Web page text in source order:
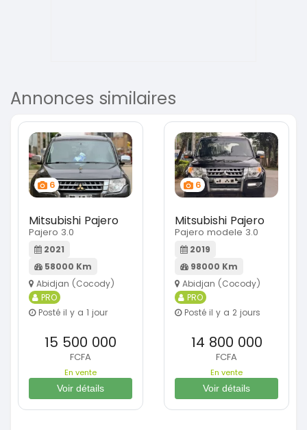
Annonces similaires
6
Mitsubishi Pajero
Pajero 3.0
2021
58000 Km
Abidjan (Cocody)
PRO
Posté il y a 1 jour
15 500 000
FCFA
En vente
Voir détails
6
Mitsubishi Pajero
Pajero modele 3.0
2019
98000 Km
Abidjan (Cocody)
PRO
Posté il y a 2 jours
14 800 000
FCFA
En vente
Voir détails